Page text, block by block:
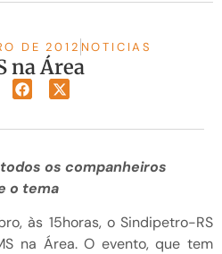
DE 2012 NOTICIAS
na Área
os companheiros
o tema
às 15horas, o Sindipetro-RS
na Área. O evento, que tem